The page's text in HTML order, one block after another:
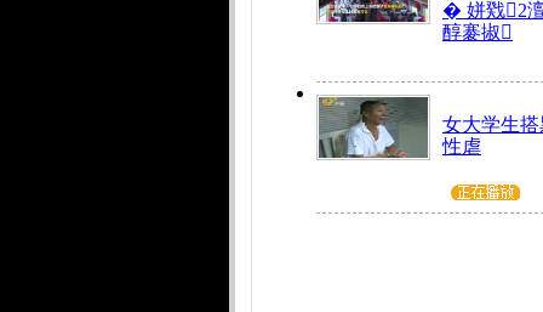
� 姘戣2
醇褰掓
女大学生
性虐